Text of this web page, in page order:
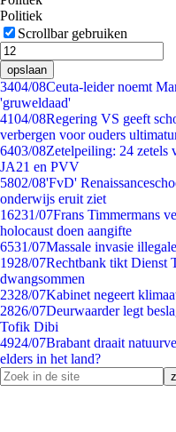
Politiek
Scrollbar gebruiken
opslaan
3404/08Ceuta-leider noemt
'gruweldaad'
4104/08Regering VS geeft
verbergen voor ouders
6403/08Zetelpeiling: 24 zetels
JA21 en PVV
5802/08'FvD'
onderwijs eruit ziet
16231/07Frans Timmermans
holocaust doen aangifte
6531/07Massale invasie
1928/07Rechtbank tikt Dienst
dwangsommen
2328/07Kabinet negeert
2826/07Deurwaarder legt
Tofik Dibi
4924/07Brabant draait
elders in het land?